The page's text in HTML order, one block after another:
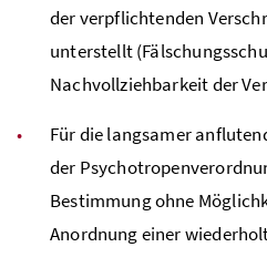
der verpflichtenden
unterstellt
Nachvollziehbarkeit der
Für die langsamer
der
Bestimmung ohne
Anordnung einer